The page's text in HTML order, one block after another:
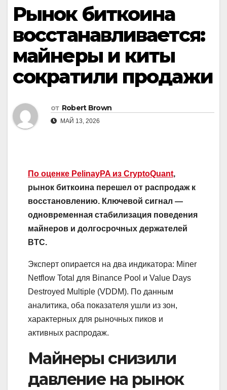
Рынок биткоина
восстанавливается:
майнеры и киты
сократили продажи
от Robert Brown
МАЙ 13, 2026
По оценке PelinayPA из CryptoQuant,
рынок биткоина перешел от распродаж к
восстановлению. Ключевой сигнал —
одновременная стабилизация поведения
майнеров и долгосрочных держателей
BTC.
Эксперт опирается на два индикатора: Miner
Netflow Total для Binance Pool и Value Days
Destroyed Multiple (VDDM). По данным
аналитика, оба показателя ушли из зон,
характерных для рыночных пиков и
активных распродаж.
Майнеры снизили
давление на рынок